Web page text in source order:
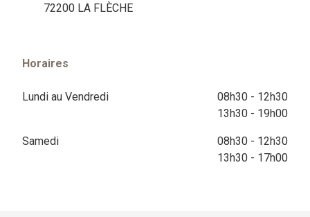
72200 LA FLÈCHE
Horaires
Lundi au Vendredi
08h30 - 12h30
13h30 - 19h00
Samedi
08h30 - 12h30
13h30 - 17h00